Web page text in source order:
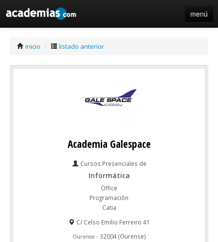
menú
inicio / listado anterior
Academia Galespace
Cursos Presenciales de
Informática
Office
Programación
Catia
C/ Celso Emilio Ferreiro 41
Ourense - 32004(Ourense)